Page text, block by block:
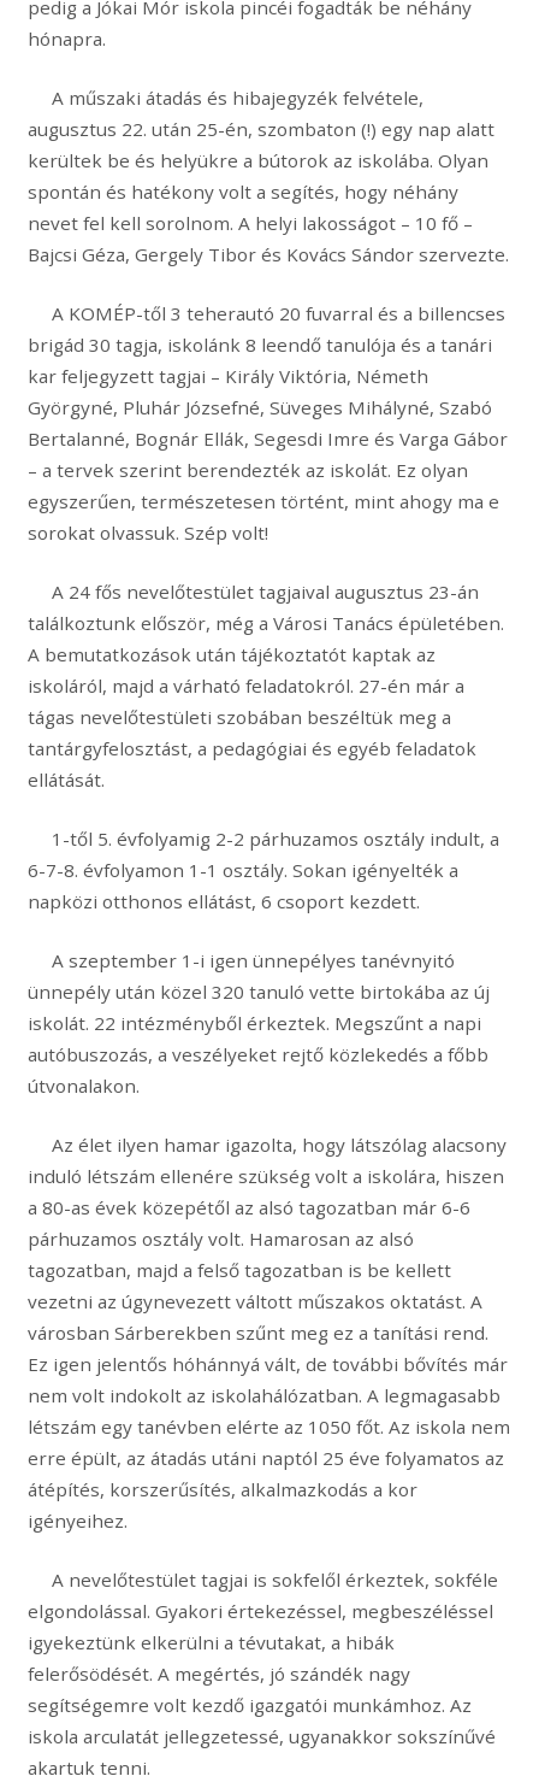
pedig a Jókai Mór iskola pincéi fogadták be néhány
hónapra.
A műszaki átadás és hibajegyzék felvétele,
augusztus 22. után 25-én, szombaton (!) egy nap alatt
kerültek be és helyükre a bútorok az iskolába. Olyan
spontán és hatékony volt a segítés, hogy néhány
nevet fel kell sorolnom. A helyi lakosságot – 10 fő –
Bajcsi Géza, Gergely Tibor és Kovács Sándor szervezte.
A KOMÉP-től 3 teherautó 20 fuvarral és a billencses
brigád 30 tagja, iskolánk 8 leendő tanulója és a tanári
kar feljegyzett tagjai – Király Viktória, Németh
Györgyné, Pluhár Józsefné, Süveges Mihályné, Szabó
Bertalanné, Bognár Ellák, Segesdi Imre és Varga Gábor
– a tervek szerint berendezték az iskolát. Ez olyan
egyszerűen, természetesen történt, mint ahogy ma e
sorokat olvassuk. Szép volt!
A 24 fős nevelőtestület tagjaival augusztus 23-án
találkoztunk először, még a Városi Tanács épületében.
A bemutatkozások után tájékoztatót kaptak az
iskoláról, majd a várható feladatokról. 27-én már a
tágas nevelőtestületi szobában beszéltük meg a
tantárgyfelosztást, a pedagógiai és egyéb feladatok
ellátását.
1-től 5. évfolyamig 2-2 párhuzamos osztály indult, a
6-7-8. évfolyamon 1-1 osztály. Sokan igényelték a
napközi otthonos ellátást, 6 csoport kezdett.
A szeptember 1-i igen ünnepélyes tanévnyitó
ünnepély után közel 320 tanuló vette birtokába az új
iskolát. 22 intézményből érkeztek. Megszűnt a napi
autóbuszozás, a veszélyeket rejtő közlekedés a főbb
útvonalakon.
Az élet ilyen hamar igazolta, hogy látszólag alacsony
induló létszám ellenére szükség volt a iskolára, hiszen
a 80-as évek közepétől az alsó tagozatban már 6-6
párhuzamos osztály volt. Hamarosan az alsó
tagozatban, majd a felső tagozatban is be kellett
vezetni az úgynevezett váltott műszakos oktatást. A
városban Sárberekben szűnt meg ez a tanítási rend.
Ez igen jelentős hóhánnyá vált, de további bővítés már
nem volt indokolt az iskolahálózatban. A legmagasabb
létszám egy tanévben elérte az 1050 főt. Az iskola nem
erre épült, az átadás utáni naptól 25 éve folyamatos az
átépítés, korszerűsítés, alkalmazkodás a kor
igényeihez.
A nevelőtestület tagjai is sokfelől érkeztek, sokféle
elgondolással. Gyakori értekezéssel, megbeszéléssel
igyekeztünk elkerülni a tévutakat, a hibák
felerősödését. A megértés, jó szándék nagy
segítségemre volt kezdő igazgatói munkámhoz. Az
iskola arculatát jellegzetessé, ugyanakkor sokszínűvé
akartuk tenni.